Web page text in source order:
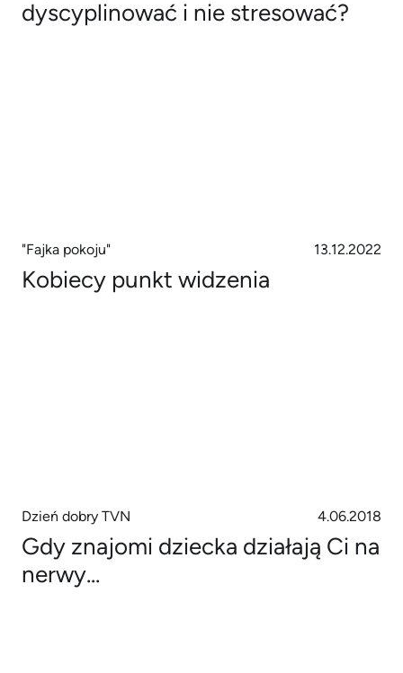
dyscyplinować i nie stresować?
"Fajka pokoju" 13.12.2022
Kobiecy punkt widzenia
Dzień dobry TVN 4.06.2018
Gdy znajomi dziecka działają Ci na
nerwy...